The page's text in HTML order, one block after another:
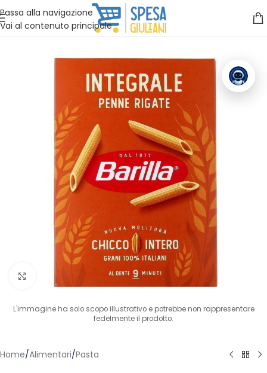
Passa alla navigazione
Vai al contenuto principale
Vuoi assistenza?Clicca qui e ti richiamiamo noi
Clicca per ingrandire
L'immagine ha solo scopo illustrativo e potrebbe non rappresentare
fedelmente il prodotto.
Home/Alimentari/Pasta